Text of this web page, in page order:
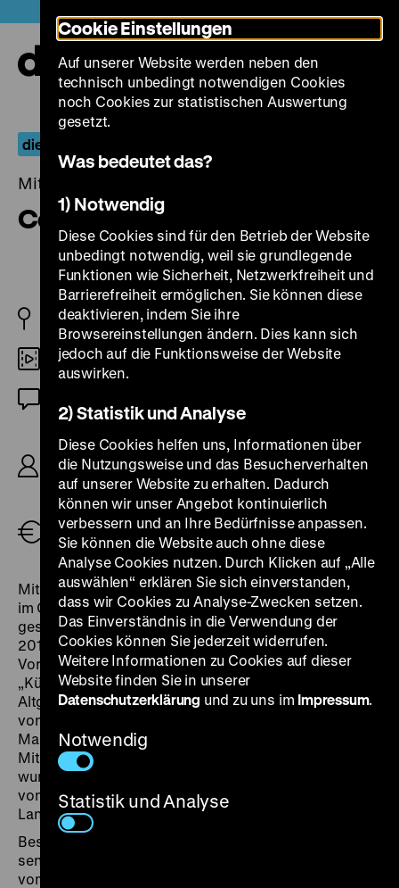
zum
Seiteninhalt
springen
die documenta und der film
Mittwoch, 15. Dezember 2021, 20.00 Uhr
Ceddo
SEN 1976
35mm
R/B: Ousmane Sembène, D: Tabata Ndiaye,
Alioune Fall, Moustapha Yade, K: Georges
Caristan, D: Tabata Ndiaye, Alioune Fall,
Moustapha Yade, 116’
Mit zwei ausführlichen Reihen, die dreieinhalb Monate
im Gloria Theater und in den Bali Kinos gastierten,
gestaltete sich das Kinoprogramm der 13. documenta
2012 ähnlich üppig wie im Rahmen der 2007er-
Vorgängeredition. Die etwas formlos betitelte Sektion
„Künstler und Filmemacher“ präsentierte neben
Altgediegenem wie Kluge und Straub auch Arbeiten
von etwa Albert Serra, Anand Partwadhan und Raya
Martin, die teilweise als Deutschlandpremieren liefen.
Mit der Auswahl „Verbotenes und populäres Kino“
wurden in Double Features je ein erfolgreicher und ein
von Zensur betroffener Film aus dem selben Jahr und
Land zusammengebracht.
Besonders bemerkenswert ist dabei das
senegalesische Programm, in dem die beiden Werke
vom selben Regisseur stammen, Ousmane Sembène,
Cookie Einstellungen
Auf unserer Website werden neben den
technisch unbedingt notwendigen Cookies
noch Cookies zur statistischen Auswertung
gesetzt.
Was bedeutet das?
1) Notwendig
Diese Cookies sind für den Betrieb der Website
unbedingt notwendig, weil sie grundlegende
Funktionen wie Sicherheit, Netzwerkfreiheit und
Barrierefreiheit ermöglichen. Sie können diese
deaktivieren, indem Sie ihre
Browsereinstellungen ändern. Dies kann sich
jedoch auf die Funktionsweise der Website
auswirken.
2) Statistik und Analyse
Diese Cookies helfen uns, Informationen über
die Nutzungsweise und das Besucherverhalten
auf unserer Website zu erhalten. Dadurch
können wir unser Angebot kontinuierlich
verbessern und an Ihre Bedürfnisse anpassen.
Sie können die Website auch ohne diese
Analyse Cookies nutzen. Durch Klicken auf „Alle
auswählen“ erklären Sie sich einverstanden,
dass wir Cookies zu Analyse-Zwecken setzen.
Das Einverständnis in die Verwendung der
Cookies können Sie jederzeit widerrufen.
Weitere Informationen zu Cookies auf dieser
Website finden Sie in unserer
Datenschutzerklärung und zu uns im Impressum.
Notwendig
Statistik und Analyse